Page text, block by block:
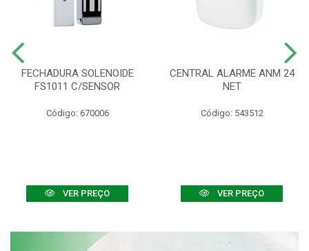
FECHADURA SOLENOIDE
FS1011 C/SENSOR
Código: 670006
VER PREÇO
CENTRAL ALARME ANM 24
NET
Código: 543512
VER PREÇO